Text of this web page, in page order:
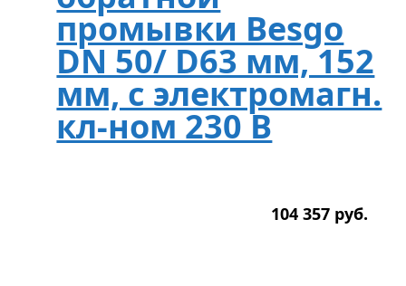
промывки Besgo
DN 50/ D63 мм, 152
мм, с электромагн.
кл-ном 230 В
104 357 руб.